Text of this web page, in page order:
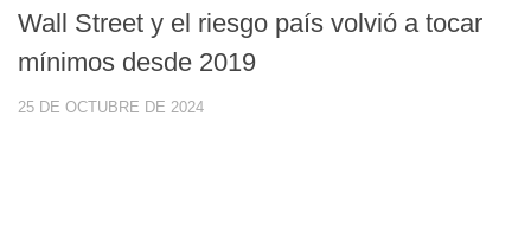
Wall Street y el riesgo país volvió a tocar
mínimos desde 2019
25 DE OCTUBRE DE 2024